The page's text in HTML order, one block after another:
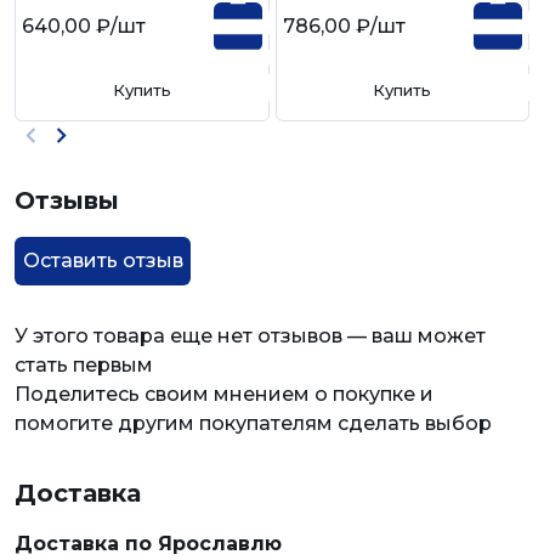
640,00 ₽/шт
Купить
786,00 ₽/шт
Купить
Отзывы
Оставить отзыв
У этого товара еще нет отзывов — ваш может
стать первым
Поделитесь своим мнением о покупке и
помогите другим покупателям сделать выбор
Доставка
Доставка по Ярославлю